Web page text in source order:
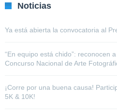
Noticias
Ya está abierta la convocatoria al
“En equipo está chido”: reconocen
Concurso Nacional de Arte
¡Corre por una buena causa!
5K & 10K!